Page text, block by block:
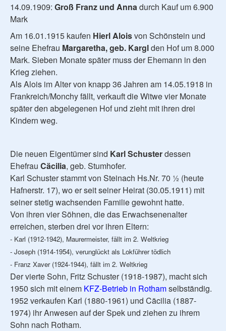
14.09.1909: Groß Franz und Anna durch Kauf um 6.900
Mark
Am 16.01.1915 kaufen Hierl Aloisvon Schönstein und
seine Ehefrau Margaretha, geb. Karglden Hof um 8.000
Mark. Sieben Monate später muss der Ehemann in den
Krieg ziehen.
Als Alois im Alter von knapp 36 Jahren am 14.05.1918 in
Frankreich/Monchy fällt, verkauft die Witwe vier Monate
später den abgelegenen Hof und zieht mit ihren drei
Kindern weg.
Die neuen Eigentümer sind Karl Schusterdessen
Ehefrau Cäcilia, geb. Stumhofer.
Karl Schuster stammt von Steinach Hs.Nr. 70 ½ (heute
Hafnerstr. 17), wo er seit seiner Heirat (30.05.1911) mit
seiner stetig wachsenden Familie gewohnt hatte.
Von ihren vier Söhnen, die das Erwachsenenalter
erreichen, sterben drei vor ihren Eltern:
- Karl (1912-1942), Maurermeister, fällt im 2. Weltkrieg
- Joseph (1914-1954), verunglückt als Lokführer tödlich
- Franz Xaver (1924-1944), fällt im 2. Weltkrieg
Der vierte Sohn, Fritz Schuster (1918-1987), macht sich
1950 sich mit einem KFZ-Betrieb in Rothamselbständig.
1952 verkaufen Karl (1880-1961) und Cäcilia (1887-
1974) ihr Anwesen auf der Spek und ziehen zu ihrem
Sohn nach Rotham.